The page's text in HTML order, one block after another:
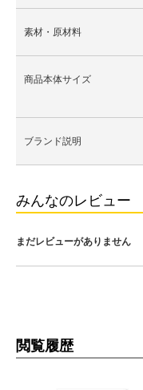
素材・原材料
商品本体サイズ
ブランド説明
みんなのレビュー
まだレビューがありません
閲覧履歴